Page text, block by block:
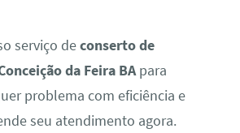
serviço deconserto de
da Feira BApara
problema com eficiência e
seu atendimento agora.